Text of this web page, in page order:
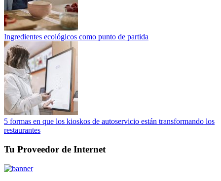
Ingredientes ecológicos como punto de partida
5 formas en que los kioskos de autoservicio están transformando los
restaurantes
Tu Proveedor de Internet